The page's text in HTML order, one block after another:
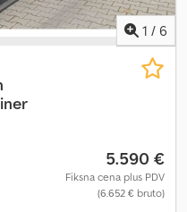
1 / 6
5.590 €
Fiksna cena plus PDV
(6.652 € bruto)